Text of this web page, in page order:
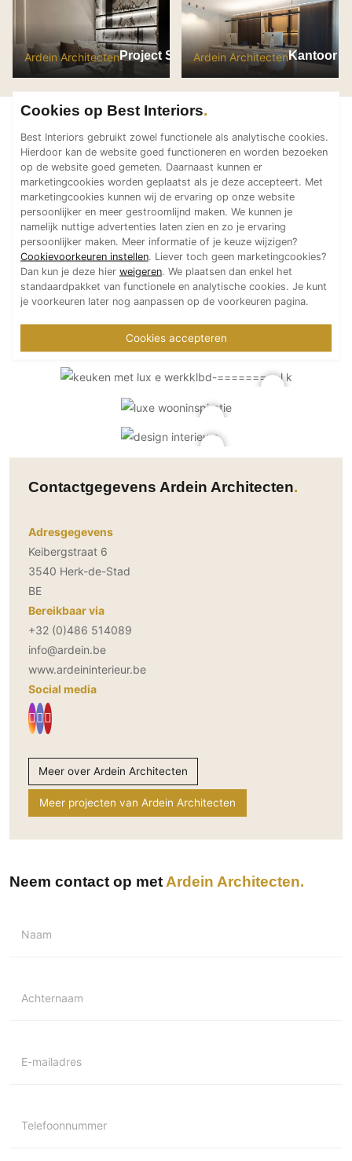
Audio/Video
Thuisbioscoop
Mirror TV
Fitnessapparatuur
Wifi
Overig
Aannemers Interieur
Akoestiek
Binnenzwembaden
Wellness
Wijnkelder en wijnkasten
Ardein ArchitectenProject SD Ardein ArchitectenKantoor
Contactgegevens Ardein Architecten
Adresgegevens
Keibergstraat 6
3540 Herk-de-Stad
BE
Bereikbaar via
+32 (0)486 514089
info@ardein.be
www.ardeininterieur.be
Social media
Meer over Ardein Architecten
Meer projecten van Ardein Architecten
Neem contact op met Ardein Architecten
Naam
Achternaam
E-mailadres
Telefoonnummer
Cookies op Best Interiors
Best Interiors gebruikt zowel functionele als analytische cookies.
Hierdoor kan de website goed functioneren en worden bezoeken
op de website goed gemeten. Daarnaast kunnen er
marketingcookies worden geplaatst als je deze accepteert. Met
marketingcookies kunnen wij de ervaring op onze website
persoonlijker en meer gestroomlijnd maken. We kunnen je
namelijk nuttige advertenties laten zien en zo je ervaring
persoonlijker maken. Meer informatie of je keuze wijzigen?
Cookievoorkeuren instellen. Liever toch geen marketingcookies?
Dan kun je deze hier weigeren. We plaatsen dan enkel het
standaardpakket van functionele en analytische cookies. Je kunt
je voorkeuren later nog aanpassen op de voorkeuren pagina.
Cookies accepteren